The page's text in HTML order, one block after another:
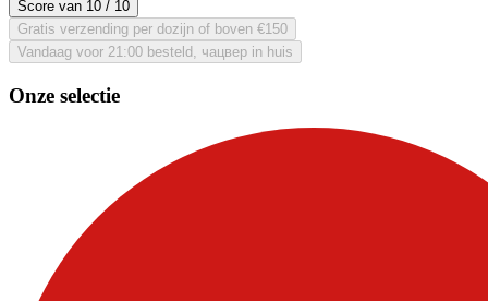
Score van 10 / 10
Gratis verzending per dozijn of boven €150
Vandaag voor 21:00 besteld, чацвер in huis
Onze selectie